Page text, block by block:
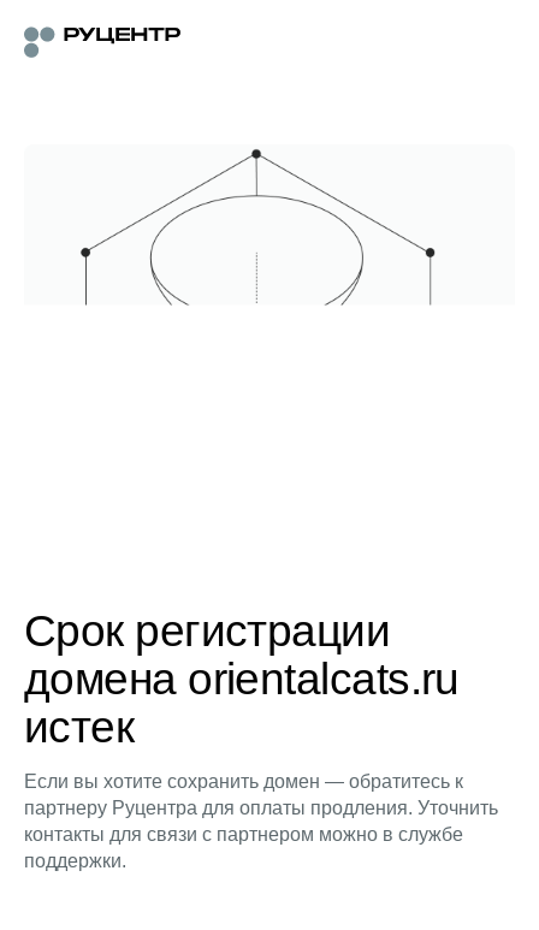
Срок регистрации
домена orientalcats.ru
истек
Если вы хотите сохранить домен — обратитесь к
партнеру Руцентра для оплаты продления. Уточнить
контакты для связи с партнером можно в службе
поддержки.